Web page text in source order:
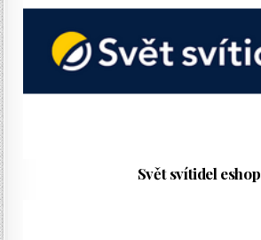
Svět svítidel eshop